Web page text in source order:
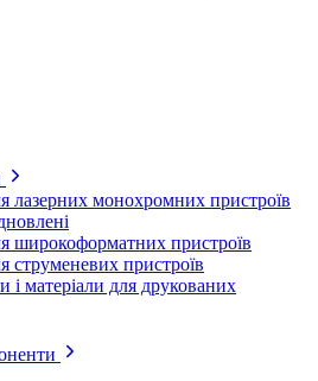
лазерних монохромних пристроїв
широкоформатних пристроїв
струменевих пристроїв
і матеріали для друкованих